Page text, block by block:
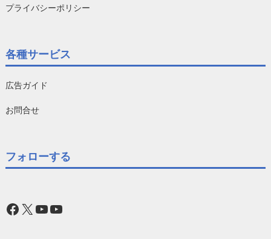
プライバシーポリシー
各種サービス
広告ガイド
お問合せ
フォローする
Facebook
X YouTube
YouTube